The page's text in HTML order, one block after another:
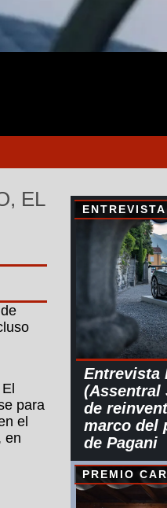
EL
para
el
en
ENTREVISTA
Entrevista
(Assentral
de
marco del
de Pagani
PREMIO